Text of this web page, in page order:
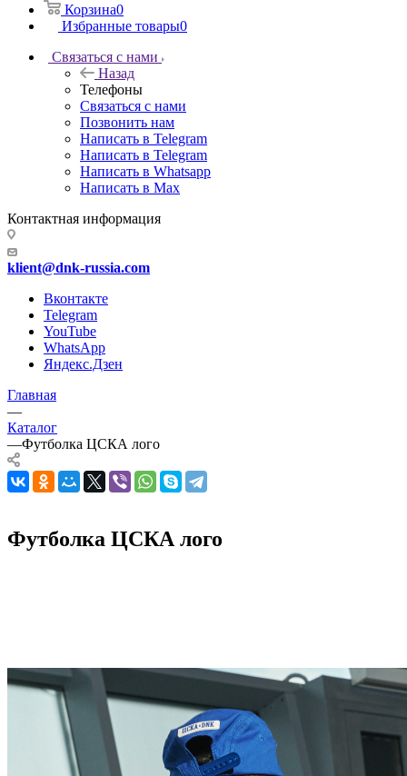
Корзина0
Избранные товары0
Связаться с нами
Назад
Телефоны
Связаться с нами
Позвонить нам
Написать в Telegram
Написать в Telegram
Написать в Whatsapp
Написать в Max
Контактная информация
klient@dnk-russia.com
Вконтакте
Telegram
YouTube
WhatsApp
Яндекс.Дзен
Главная
—
Каталог
—Футболка ЦСКА лого
Футболка ЦСКА лого